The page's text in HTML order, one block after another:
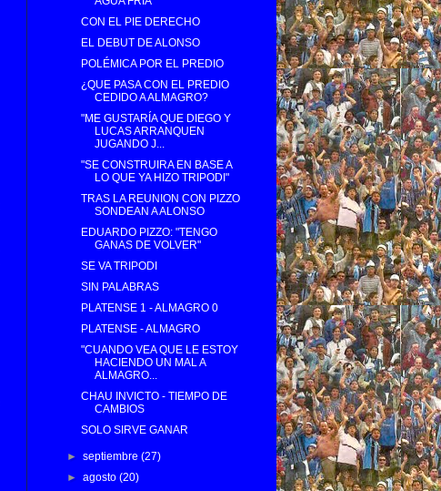
CON EL PIE DERECHO
EL DEBUT DE ALONSO
POLÉMICA POR EL PREDIO
¿QUE PASA CON EL PREDIO
CEDIDO A ALMAGRO?
"ME GUSTARÍA QUE DIEGO Y
LUCAS ARRANQUEN
JUGANDO J...
"SE CONSTRUIRA EN BASE A
LO QUE YA HIZO TRIPODI"
TRAS LA REUNION CON PIZZO
SONDEAN A ALONSO
EDUARDO PIZZO: "TENGO
GANAS DE VOLVER"
SE VA TRIPODI
SIN PALABRAS
PLATENSE 1 - ALMAGRO 0
PLATENSE - ALMAGRO
"CUANDO VEA QUE LE ESTOY
HACIENDO UN MAL A
ALMAGRO...
CHAU INVICTO - TIEMPO DE
CAMBIOS
SOLO SIRVE GANAR
►septiembre(27)
►agosto(20)